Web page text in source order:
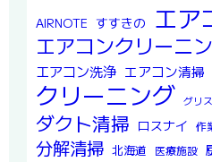
AIRNOTE すすきの エア
エアコンクリーニ
エアコン洗浄 エアコン清掃
クリーニング グリ
ダクト清掃 ロスナイ 作
分解清掃 北海道 医療施設